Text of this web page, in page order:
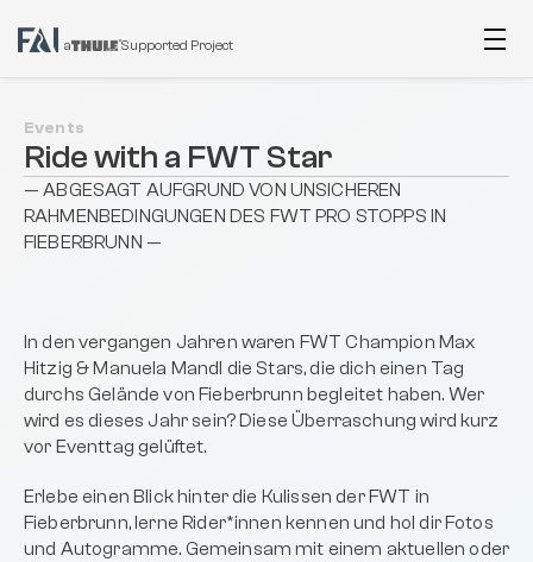
a Supported Project
Events
Ride with a FWT Star
— ABGESAGT AUFGRUND VON UNSICHEREN
RAHMENBEDINGUNGEN DES FWT PRO STOPPS IN
FIEBERBRUNN —
In den vergangen Jahren waren FWT Champion Max
Hitzig & Manuela Mandl die Stars, die dich einen Tag
durchs Gelände von Fieberbrunn begleitet haben. Wer
wird es dieses Jahr sein? Diese Überraschung wird kurz
vor Eventtag gelüftet.
Erlebe einen Blick hinter die Kulissen der FWT in
Fieberbrunn, lerne Rider*innen kennen und hol dir Fotos
und Autogramme. Gemeinsam mit einem aktuellen oder